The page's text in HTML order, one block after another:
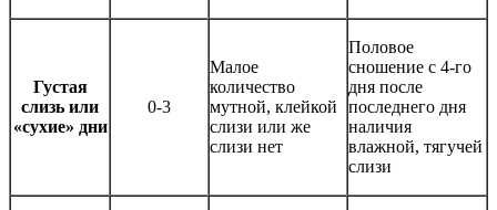
Густая
слизь или
«сухие» дни
0-3
Малое
количество
мутной, клейкой
слизи или же
слизи нет
Половое
сношение с 4-го
дня после
последнего дня
наличия
влажной, тягучей
слизи